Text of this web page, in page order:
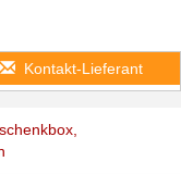
Kontakt-Lieferant